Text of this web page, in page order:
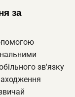
за
зв'язку